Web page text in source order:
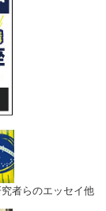
者らのエッセイ他